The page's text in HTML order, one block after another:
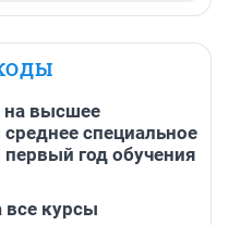
на высшее
специальное
год обучения
все курсы